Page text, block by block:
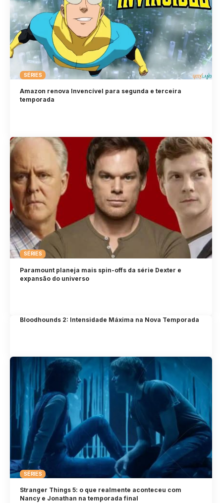
SÉRIES
Amazon renova Invencível para segunda e terceira
temporada
SÉRIES
Paramount planeja mais spin-offs da série Dexter e
expansão do universo
Bloodhounds 2: Intensidade Máxima na Nova Temporada
SÉRIES
Stranger Things 5: o que realmente aconteceu com
Nancy e Jonathan na temporada final